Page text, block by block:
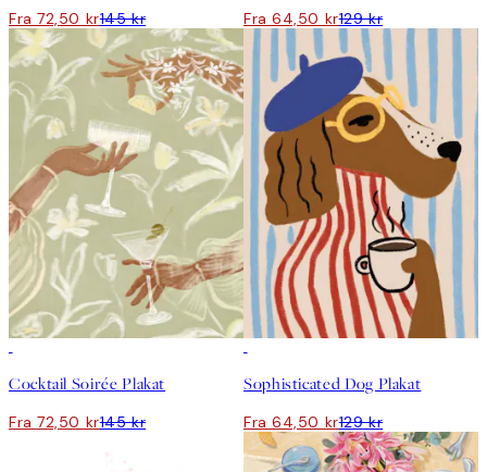
Fra 72,50 kr145 kr Fra 64,50 kr129 kr
Cocktail Soirée Plakat
Fra 72,50 kr145 kr
Sophisticated Dog Plakat
Fra 64,50 kr129 kr